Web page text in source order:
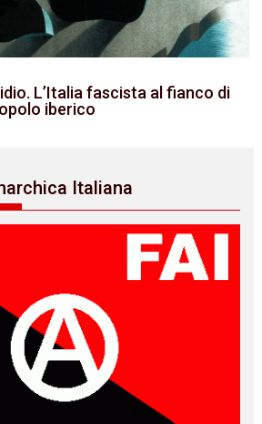
L’Italia fascista al fianco di
iberico
Italiana